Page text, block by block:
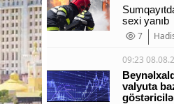
sexi yanıb
7
09:23
valyuta